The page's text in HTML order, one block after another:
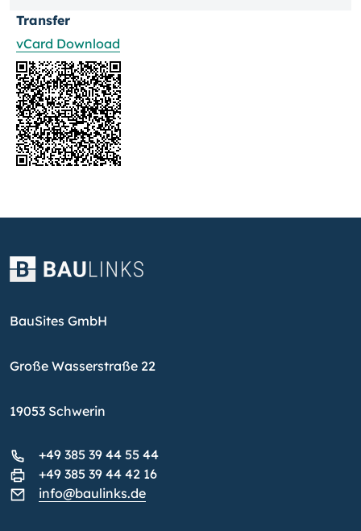
Transfer
vCard Download
BauSites GmbH
Große Wasserstraße 22
19053 Schwerin
+49 385 39 44 55 44
+49 385 39 44 42 16
info@baulinks.de